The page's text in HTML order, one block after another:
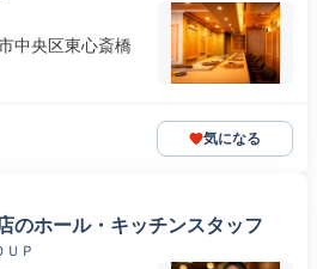
中央区東心斎橋
気になる
のホール・キッチンスタッフ
Ｐ